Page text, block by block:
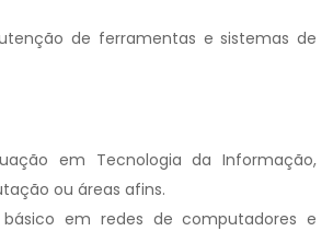
de ferramentas e sistemas de
em Tecnologia da Informação,
ou áreas afins.
em redes de computadores e